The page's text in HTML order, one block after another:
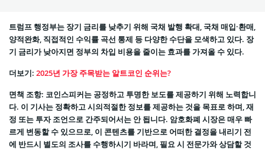
트럼프 행정부는 장기 금리를 낮추기 위해 국채 발행 확대, 국채 매입·환매,
양적완화, 직접적인 수익률 곡선 통제 등 다양한 수단을 모색하고 있다. 장
기 금리가 낮아지면 정부의 차입 비용을 줄이는 효과를 가져올 수 있다.
더보기: 2025년 가장 주목받는 알트코인 순위는?
면책 조항: 코인스피커는 공정하고 투명한 보도를 제공하기 위해 노력합니
다. 이 기사는 정확하고 시의적절한 정보를 제공하는 것을 목표로 하며, 재
정 또는 투자 조언으로 간주되어서는 안 됩니다. 암호화폐 시장은 매우 빠
르게 변동할 수 있으므로, 이 콘텐츠를 기반으로 어떠한 결정을 내리기 전
에 반드시 별도의 조사를 수행하시기 바라며, 필요 시 전문가와 상담할 것